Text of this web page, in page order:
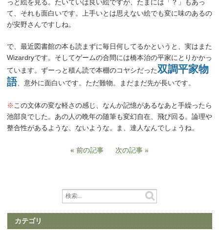
っと絵を見る。たいていは良い絵ですが、たまには「？」もあっ
て、それも面白いです。上手いとは思えない絵でも変に味のあるの
が安野さんですしね。
で、最近図書館の本も読まずに毎日何してるかというと、実はまた
Wizardryです。そしてゲームの合間には橋本治の平家にとりかかっ
ています。ずーっと積ん読で本棚のコヤシだった双調平家物
語、意外に面白いです。ただ難物。まだまだ先が長いです。
※ この文体の変な軽さの感じ、なんか記憶があるなあと手繰ったら
池部良でした。あの人の晩年の随筆も変幻自在、飛び回る。論理や
整合性があるような、ないような。ま、達人なんでしょうね。
前の記事 次の記事
カテゴリ